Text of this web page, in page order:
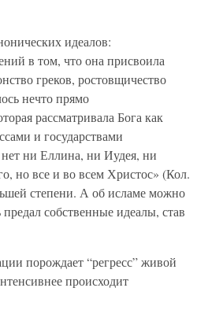
идеалов:
в том, что она присвоила
греков, ростовщичество
нечто прямо
рассматривала Бога как
и государствами
ни Еллина, ни Иудея, ни
но все и во всем Христос» (Кол.
степени. А об исламе можно
собственные идеалы, став
порождает “регресс” живой
происходит